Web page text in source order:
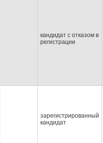
кандидат с отказом в
регистрации
зарегистрированный
кандидат